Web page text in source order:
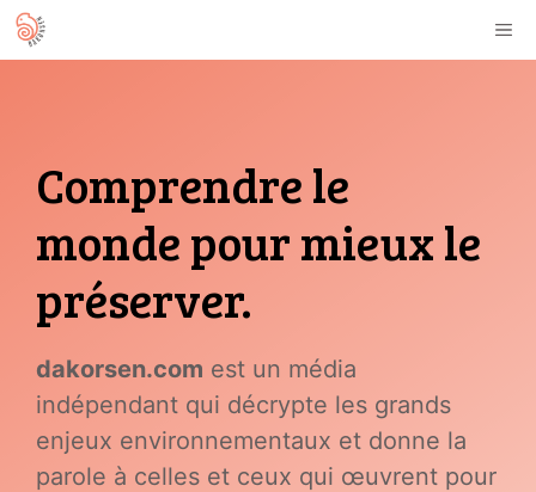
Aller
au
Comprendre le
monde pour mieux le
préserver.
dakorsen.com est un média
indépendant qui décrypte les grands
enjeux environnementaux et donne la
parole à celles et ceux qui œuvrent pour